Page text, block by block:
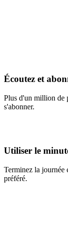
Écoutez et
Plus d'un million de
s'abonner.
Utiliser le
Terminez la journée
préféré.